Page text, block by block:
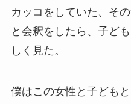
カッコをしていた、そ
と会釈をしたら、子ど
しく見た。
僕はこの女性と子ども